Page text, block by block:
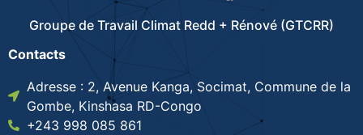
Groupe de Travail Climat Redd + Rénové (GTCRR)
Contacts
Adresse : 2, Avenue Kanga, Socimat, Commune de la
Gombe, Kinshasa RD-Congo
+243 998 085 861